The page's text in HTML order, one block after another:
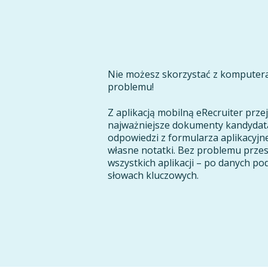
Nie możesz skorzystać z
problemu!
Z aplikacją mobilną eRecruiter
najważniejsze dokumenty
odpowiedzi z formularza
własne notatki. Bez problemu
wszystkich aplikacji – po danych
słowach kluczowych.